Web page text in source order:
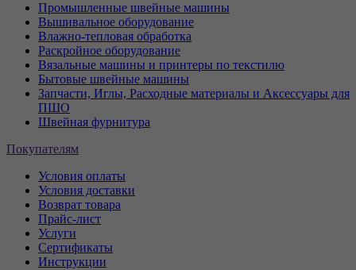
Промышленные швейные машины
Вышивальное оборудование
Влажно-тепловая обработка
Раскройное оборудование
Вязальные машины и принтеры по текстилю
Бытовые швейные машины
Запчасти, Иглы, Расходные материалы и Аксессуары для
ПШО
Швейная фурнитура
Покупателям
Условия оплаты
Условия доставки
Возврат товара
Прайс-лист
Услуги
Сертификаты
Инструкции